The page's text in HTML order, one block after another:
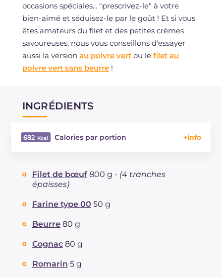
occasions spéciales... "prescrivez-le" à votre
bien-aimé et séduisez-le par le goût ! Et si vous
êtes amateurs du filet et des petites crèmes
savoureuses, nous vous conseillons d'essayer
aussi la version au poivre vertou le filet au
poivre vert sans beurre!
INGRÉDIENTS
682 Calories par portion
Dont sucres g
Protéine
Graisses
Fibre
Cholestérol
Filet de bœuf 800 g - (4 tranches
épaisses)
Farine type 00 50 g
Beurre 80 g
Cognac 80 g
Romarin 5 g